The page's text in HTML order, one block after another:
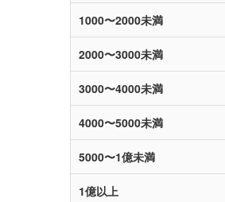
1000〜2000未満
2000〜3000未満
3000〜4000未満
4000〜5000未満
5000〜1億未満
1億以上